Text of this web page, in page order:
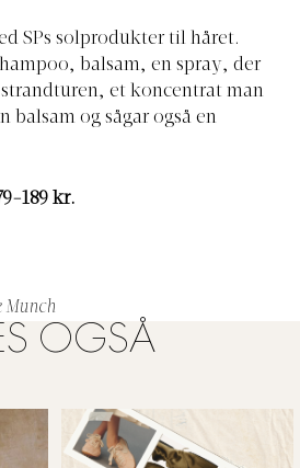
SPs solprodukter til håret.
balsam, en spray, der
et koncentrat man
balsam og sågar også en
189 kr.
Munch
OGSÅ